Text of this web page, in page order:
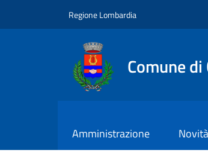
Regione Lombardia
Comune
Amministrazione Novità